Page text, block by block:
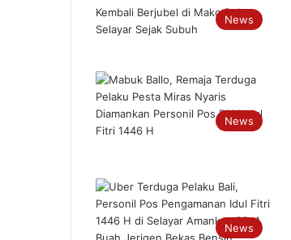
News
News
News